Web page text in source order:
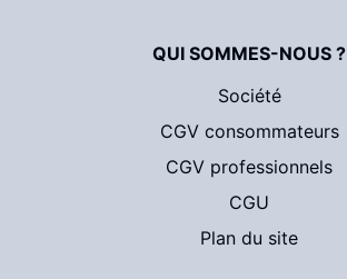
QUI SOMMES-NOUS ?
Société
CGV consommateurs
CGV professionnels
CGU
Plan du site